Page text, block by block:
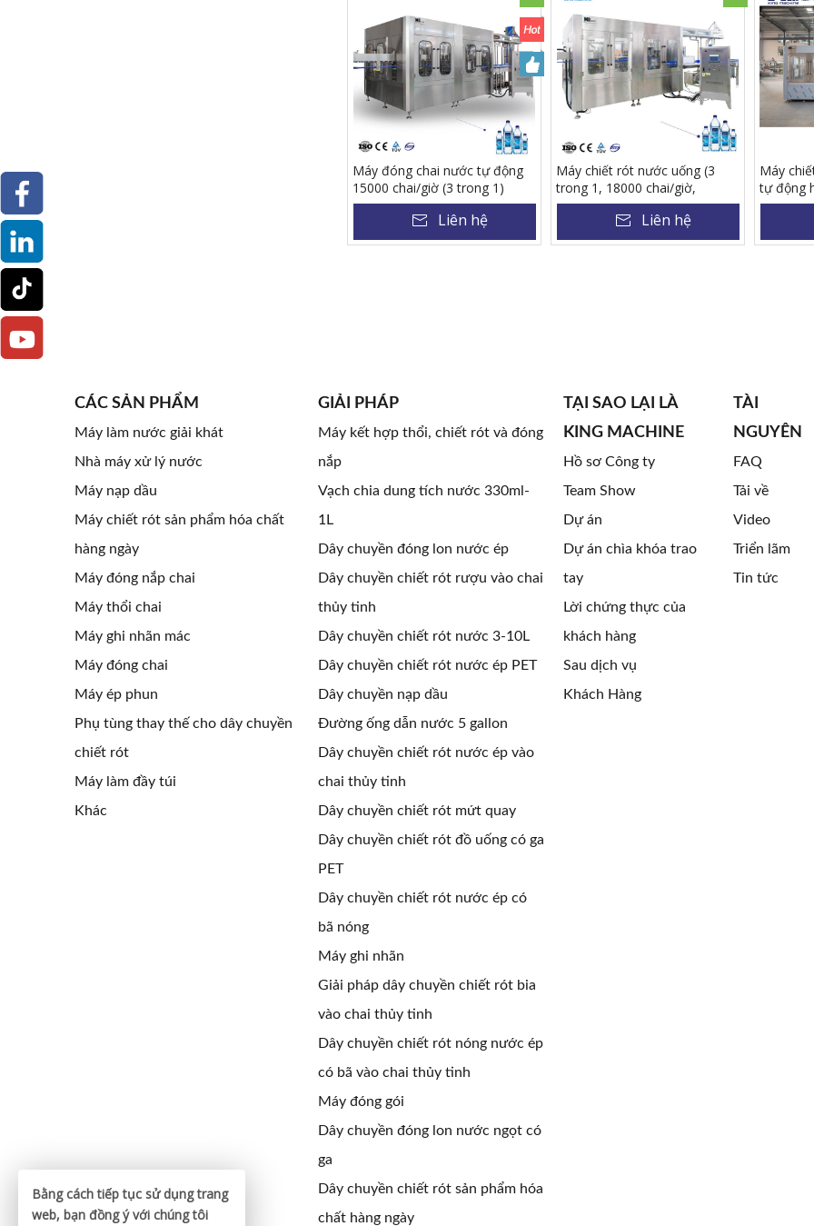
Máy đóng chai nước tự động
15000 chai/giờ (3 trong 1)
CGF32-32-10
Liên hệ
Máy chiết rót nước uống (3
trong 1, 18000 chai/giờ,
500ml) CGF40-40-10
Liên hệ
Máy
tự động
lượng kế
CÁC SẢN PHẨM
Máy làm nước giải khát
Nhà máy xử lý nước
Máy nạp dầu
Máy chiết rót sản phẩm hóa chất
hàng ngày
Máy đóng nắp chai
Máy thổi chai
Máy ghi nhãn mác
Máy đóng chai
Máy ép phun
Phụ tùng thay thế cho dây chuyền
chiết rót
Máy làm đầy túi
Khác
GIẢI PHÁP
Máy kết hợp thổi, chiết rót và đóng
nắp
Vạch chia dung tích nước 330ml-
1L
Dây chuyền đóng lon nước ép
Dây chuyền chiết rót rượu vào chai
thủy tinh
Dây chuyền chiết rót nước 3-10L
Dây chuyền chiết rót nước ép PET
Dây chuyền nạp dầu
Đường ống dẫn nước 5 gallon
Dây chuyền chiết rót nước ép vào
chai thủy tinh
Dây chuyền chiết rót mứt quay
Dây chuyền chiết rót đồ uống có ga
PET
Dây chuyền chiết rót nước ép có
bã nóng
Máy ghi nhãn
Giải pháp dây chuyền chiết rót bia
vào chai thủy tinh
Dây chuyền chiết rót nóng nước ép
có bã vào chai thủy tinh
Máy đóng gói
Dây chuyền đóng lon nước ngọt có
ga
Dây chuyền chiết rót sản phẩm hóa
chất hàng ngày
TẠI SAO LẠI LÀ
KING MACHINE
Hồ sơ Công ty
Team Show
Dự án
Dự án chìa khóa trao
tay
Lời chứng thực của
khách hàng
Sau dịch vụ
Khách Hàng
TÀI
NGUYÊN
FAQ
Tải về
Video
Triển lãm
Tin tức
Bằng cách tiếp tục sử dụng trang
web, bạn đồng ý với chúng tôi